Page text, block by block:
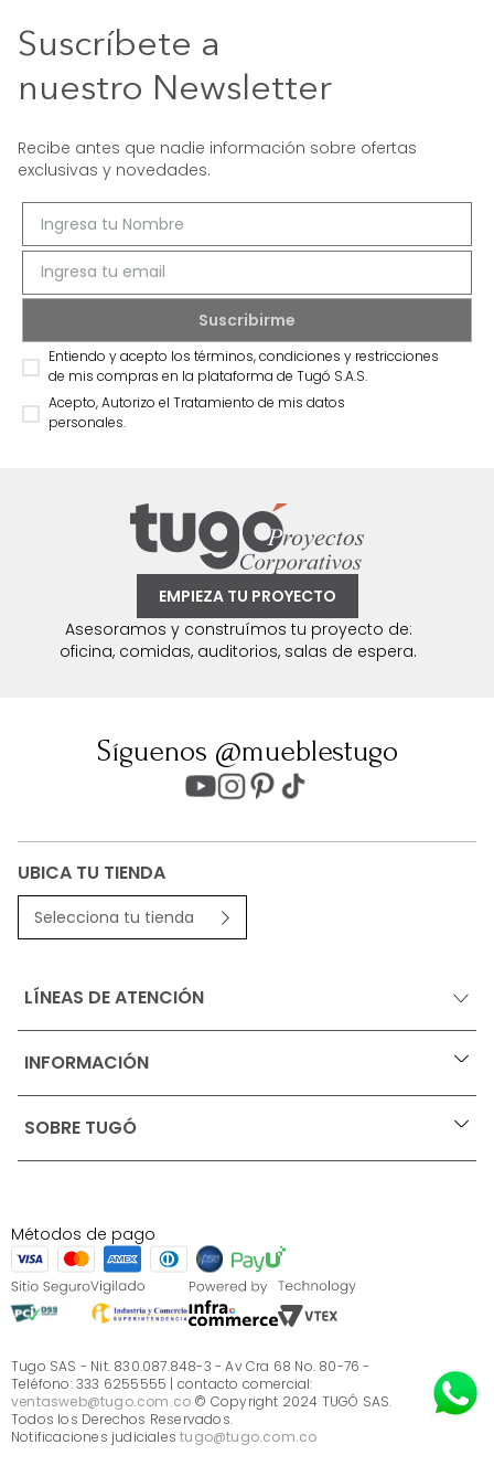
Suscríbete a
nuestro Newsletter
Recibe antes que nadie información sobre ofertas
exclusivas y novedades.
Entiendo y acepto los términos, condiciones y restricciones
de mis compras en la plataforma de Tugó S.A.S.
Acepto, Autorizo el Tratamiento de mis datos
personales.
EMPIEZA TU PROYECTO
Asesoramos y construímos tu proyecto de:
oficina, comidas, auditorios, salas de espera.
Síguenos @mueblestugo
UBICA TU TIENDA
Selecciona tu tienda
LÍNEAS DE ATENCIÓN
INFORMACIÓN +
Ofertas vigentes
Términos, condiciones y restricciones para productos
S.A.S
Términos, condiciones y restricciones Tugó S.A.S
Instructivo cuidado de muebles
Sé parte de Tugó
¿Quiénes somos?
Servicio al cliente
SOBRE TUGÓ +
¿Quieres vender en Tugó?
Métodos de pago
Tugo SAS - Nit. 830.087.848-3 - Av Cra 68 No. 80-76 -
Teléfono: 333 6255555 | contacto comercial:
ventasweb@tugo.com.co © Copyright 2024 TUGÓ SAS.
Todos los Derechos Reservados.
Notificaciones judicialestugo@tugo.com.co